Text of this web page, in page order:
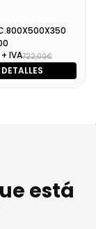
+ IVA722,00€
está